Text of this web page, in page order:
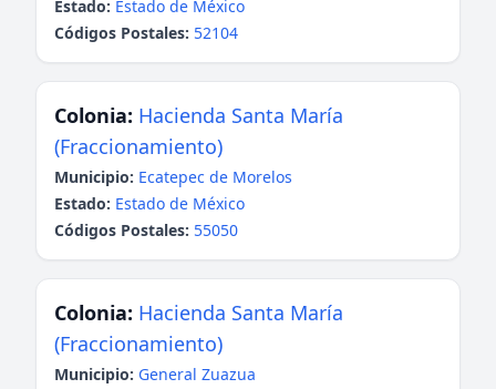
Estado: Estado de México
Códigos Postales: 52104
Colonia: Hacienda Santa María
(Fraccionamiento)
Municipio: Ecatepec de Morelos
Estado: Estado de México
Códigos Postales: 55050
Colonia: Hacienda Santa María
(Fraccionamiento)
Municipio: General Zuazua